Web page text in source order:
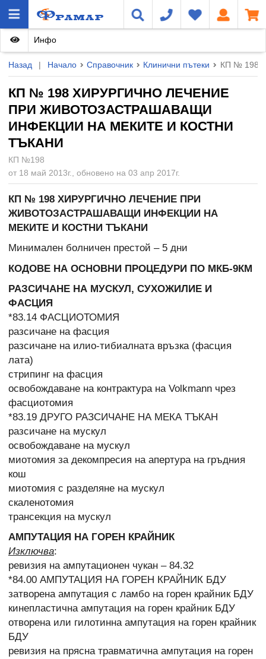
Назад | Начало Справочник Клинични пътеки КП № 198
КП № 198 ХИРУРГИЧНО ЛЕЧЕНИЕ
ПРИ ЖИВОТОЗАСТРАШАВАЩИ
ИНФЕКЦИИ НА МЕКИТЕ И КОСТНИ
ТЪКАНИ
КП №198
от 18 май 2013г., обновено на 03 апр 2017г.
Инфо
КП № 198 ХИРУРГИЧНО ЛЕЧЕНИЕ ПРИ
ЖИВОТОЗАСТРАШАВАЩИ ИНФЕКЦИИ НА
МЕКИТЕ И КОСТНИ ТЪКАНИ
Минимален болничен престой – 5 дни
КОДОВЕ НА ОСНОВНИ ПРОЦЕДУРИ ПО МКБ-9КМ
РАЗСИЧАНЕ НА МУСКУЛ, СУХОЖИЛИЕ И
ФАСЦИЯ
*83.14 ФАСЦИОТОМИЯ
разсичане на фасция
разсичане на илио-тибиалната връзка (фасция
лата)
стрипинг на фасция
освобождаване на контрактура на Volkmann чрез
фасциотомия
*83.19 ДРУГО РАЗСИЧАНЕ НА МЕКА ТЪКАН
разсичане на мускул
освобождаване на мускул
миотомия за декомпресия на апертура на гръдния
кош
миотомия с разделяне на мускул
скаленотомия
трансекция на мускул
АМПУТАЦИЯ НА ГОРЕН КРАЙНИК
Изключва:
ревизия на ампутационен чукан – 84.32
*84.00 АМПУТАЦИЯ НА ГОРЕН КРАЙНИК БДУ
затворена ампутация с ламбо на горен крайник БДУ
кинепластична ампутация на горен крайник БДУ
отворена или гилотинна ампутация на горен крайник
БДУ
ревизия на прясна травматична ампутация на горен